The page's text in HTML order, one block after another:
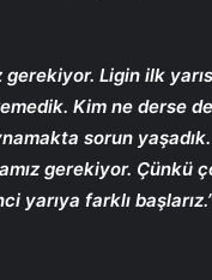
Ligin ilk
Kim ne derse
sorun
gerekiyor. Çünkü
yarıya farklı